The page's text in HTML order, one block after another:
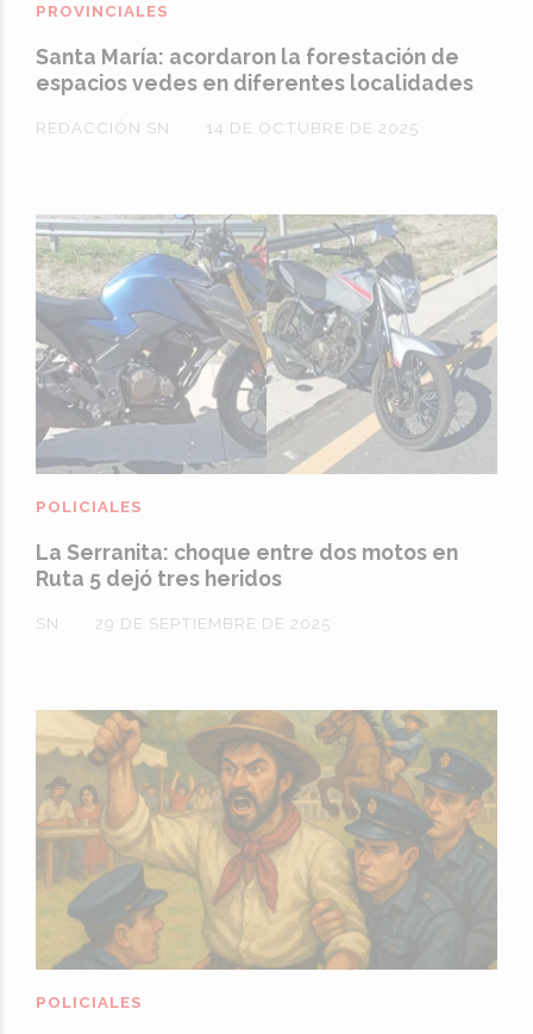
Santa María: acordaron la forestación de
espacios vedes en diferentes localidades
REDACCIÓN SN
PROVINCIALES
14 DE OCTUBRE DE 2025
La Serranita: choque entre dos motos en
Ruta 5 dejó tres heridos
SN
POLICIALES
29 DE SEPTIEMBRE DE 2025
POLICIALES